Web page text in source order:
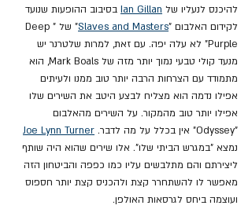
להיכנס לנעליו של Ian Gillan בסיבוב ההופעות שנועד
לקידום האלבום "Slaves and Masters
" של "Deep
Purple" לא עלה יפה. עם זאת, למרות שלטרנר יש
מנעד קולי טבעי נמוך יותר מזה של Mark Boals, הוא
מתמודד עם הצרחות הרבה יותר טוב ממנו ולעיתים
אפילו נדמה הוא מצליח לבצע היטב את השירים שלו
אפילו יותר טוב מהמקור. על השירים מהאלבום
"Odyssey" אין בכלל על מה לדבר.
Joe Lynn Turner
נמצא "במגרש הביתי שלו". אלו שירים שהוא היה שותף
ליצירתם והם מתלבשים עליו כמו כפפה והביטחון הזה
מאפשר לו להשתחרר קצת ולהכניס קצת יותר חספוס
ועוצמה ביחס לגרסאות האולפן.